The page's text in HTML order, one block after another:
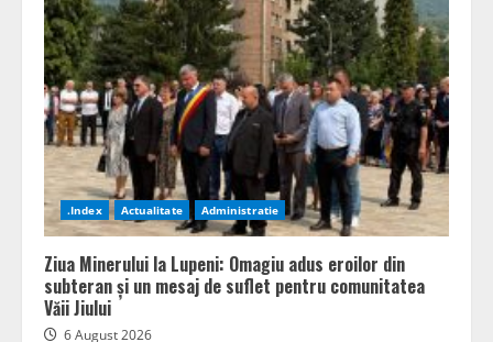
.Index Actualitate Administratie
Ziua Minerului la Lupeni: Omagiu adus eroilor din
subteran și un mesaj de suflet pentru comunitatea
Văii Jiului
6 August 2026